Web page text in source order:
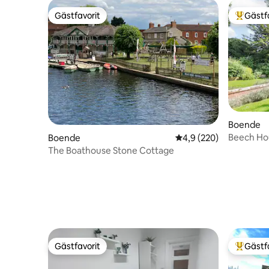
Gästfavorit
Gästfavorit
Boende 4,9 av 5 i
4,9 (220)
The Boathouse Stone Cottage
Boende
Beech
Gästfavorit
Gästfavorit